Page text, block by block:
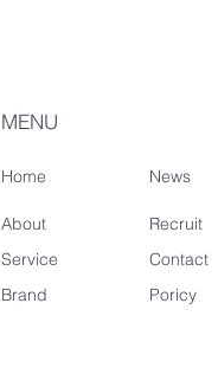
MENU
Home News
About
Service
Brand
Recruit
Contact
Poricy